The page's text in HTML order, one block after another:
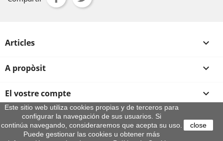
Articles 
A propòsit 
El vostre compte 
Informació sobre la botiga
Este sitio web utiliza cookies propias y de terceros para
configurar la navegación de sus usuarios. Si
continúa navegando, consideraremos que acepta su uso.
Puede gestionar las cookies u obtener más
close
© 2026 - By Aeroteca